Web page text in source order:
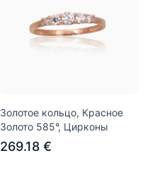
Золотое кольцо, Красное
Золото 585°, Цирконы
269.18 €